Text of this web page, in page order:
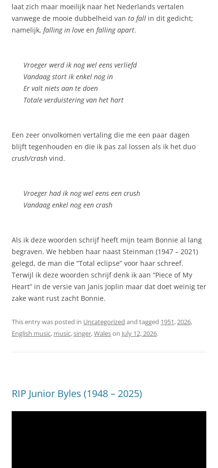
laat zich maar moeilijk naar het Nederlands vertalen
vanwege de mooie dubbelheid van to fall in dit gedicht;
namelijk, falling in love en falling apart.
Vroeger werd ik nog wel eens verliefd
Vandaag stort ik enkel nog in
Er valt niets aan te doen
Totale verduistering van het hart
Een zeer onvolkomen vertaling die me een paar dagen
blijft tegenhouden en die ik pas zal lossen als ik het duo
crush/crash vind.
Vroeger had ik nog wel eens een crush
Vandaag enkel nog een crash
Als ik deze woorden schrijf heeft mijn team Bonnie al lang
begraven. We hebben haar naast Steinman (1947 – 2021)
gelegd, de man die “Total eclipse” voor haar schreef.
Terwijl ik deze woorden schrijf denk ik aan “Piece of My
Heart” in de versie van Janis Joplin maar dat doet weinig ter
zake want rust zacht Bonnie.
This entry was posted in Uncategorized and tagged 1951,2026,
English music, music,singer,Waleson July 12, 2026.
RIP Junior Byles (1948 – 2025)